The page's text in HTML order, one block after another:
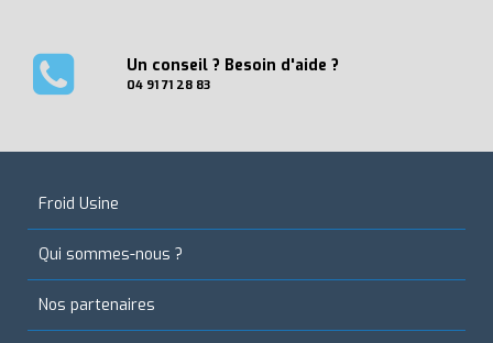
Un conseil ? Besoin d'aide ?
04 91 71 28 83
Froid Usine
Qui sommes-nous ?
Nos partenaires